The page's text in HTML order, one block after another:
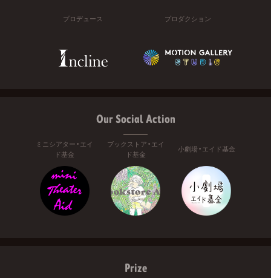
プロデュース プロダクション
Our Social Action
ミニシアター・エイ
ド基金
ブックストア・エイ
ド基金
小劇場・エイド基金
Prize